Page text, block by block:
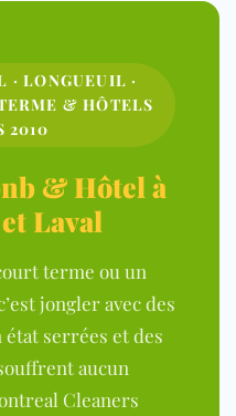
· LONGUEUIL ·
& HÔTELS
2010
& Hôtel à
Laval
terme ou un
jongler avec des
serrées et des
aucun
Cleaners